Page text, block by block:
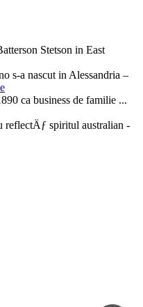
Stetson in East
s-a nascut in Alessandria –
ca business de familie ...
reflectÄƒ spiritul australian -